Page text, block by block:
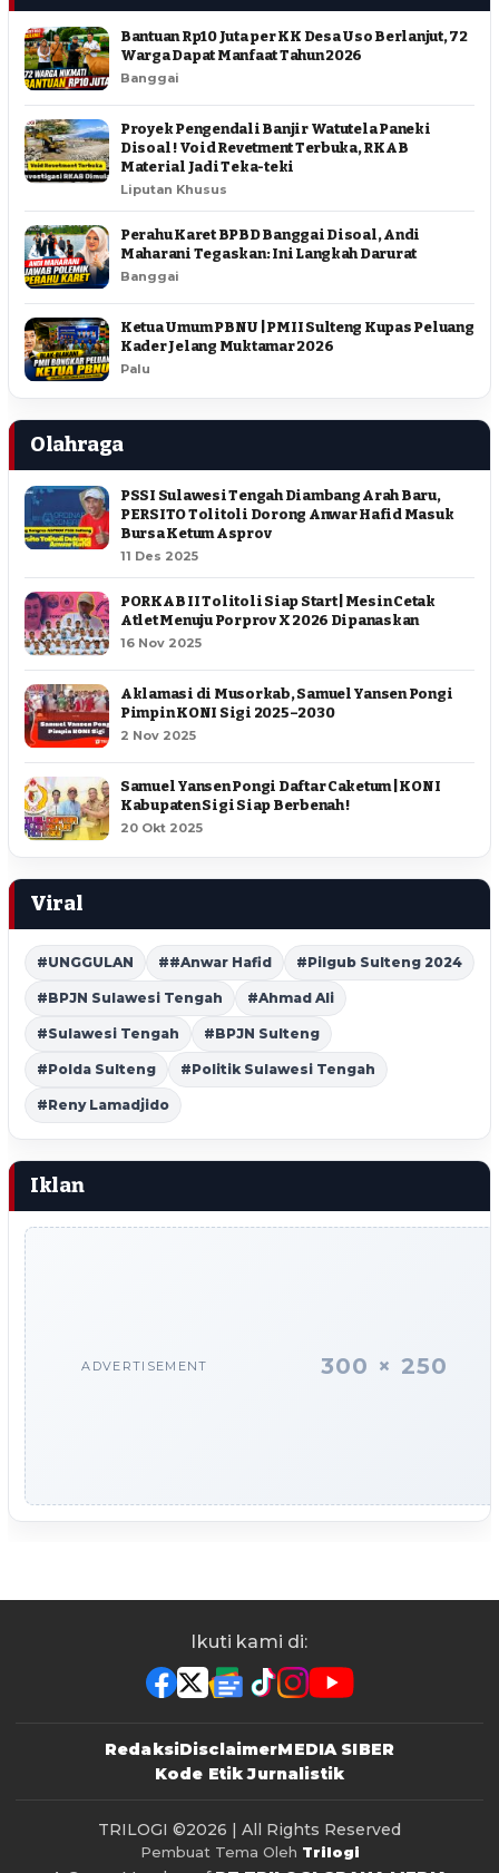
Bantuan Rp10 Juta per KK Desa Uso Berlanjut, 72
Warga Dapat Manfaat Tahun 2026
Banggai
Proyek Pengendali Banjir Watutela Paneki
Disoal ! Void Revetment Terbuka, RKAB
Material Jadi Teka-teki
Liputan Khusus
Perahu Karet BPBD Banggai Disoal, Andi
Maharani Tegaskan: Ini Langkah Darurat
Banggai
Ketua Umum PBNU | PMII Sulteng Kupas Peluang
Kader Jelang Muktamar 2026
Palu
Olahraga
PSSI Sulawesi Tengah Diambang Arah Baru,
PERSITO Tolitoli Dorong Anwar Hafid Masuk
Bursa Ketum Asprov
11 Des 2025
PORKAB II Tolitoli Siap Start | Mesin Cetak
Atlet Menuju Porprov X 2026 Dipanaskan
16 Nov 2025
Aklamasi di Musorkab, Samuel Yansen Pongi
Pimpin KONI Sigi 2025–2030
2 Nov 2025
Samuel Yansen Pongi Daftar Caketum | KONI
Kabupaten Sigi Siap Berbenah !
20 Okt 2025
Viral
#UNGGULAN ##Anwar Hafid #Pilgub Sulteng 2024
#BPJN Sulawesi Tengah #Ahmad Ali
#Sulawesi Tengah #BPJN Sulteng
#Polda Sulteng #Politik Sulawesi Tengah
#Reny Lamadjido
Iklan
ADVERTISEMENT 300 × 250
Ikuti kami di:
RedaksiDisclaimerMEDIA SIBER
Kode Etik Jurnalistik
TRILOGI ©2026 | All Rights Reserved
Pembuat Tema Oleh Trilogi